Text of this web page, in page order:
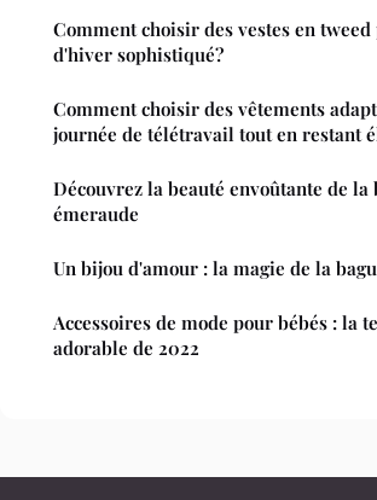
Comment choisir des vestes en
d'hiver sophistiqué?
Comment choisir des vêtements
journée de télétravail tout en restant
Découvrez la beauté envoûtante de la
émeraude
Un bijou d'amour : la magie de la
Accessoires de mode pour bébés : la
adorable de 2022